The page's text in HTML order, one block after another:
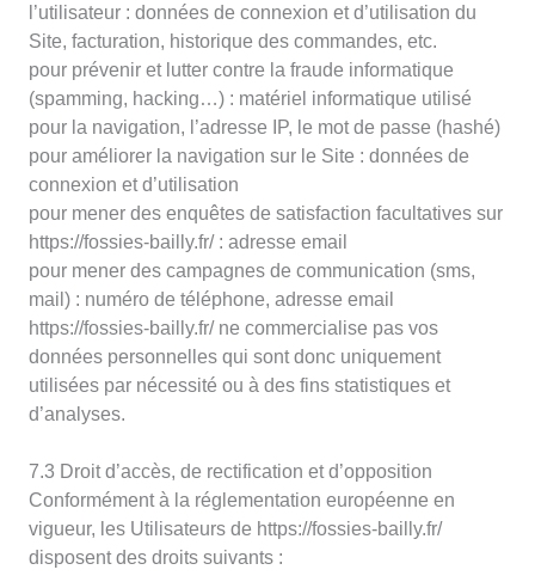
l’utilisateur : données de connexion et d’utilisation du
Site, facturation, historique des commandes, etc.
pour prévenir et lutter contre la fraude informatique
(spamming, hacking…) : matériel informatique utilisé
pour la navigation, l’adresse IP, le mot de passe (hashé)
pour améliorer la navigation sur le Site : données de
connexion et d’utilisation
pour mener des enquêtes de satisfaction facultatives sur
https://fossies-bailly.fr/ : adresse email
pour mener des campagnes de communication (sms,
mail) : numéro de téléphone, adresse email
https://fossies-bailly.fr/ ne commercialise pas vos
données personnelles qui sont donc uniquement
utilisées par nécessité ou à des fins statistiques et
d’analyses.
7.3 Droit d’accès, de rectification et d’opposition
Conformément à la réglementation européenne en
vigueur, les Utilisateurs de https://fossies-bailly.fr/
disposent des droits suivants :